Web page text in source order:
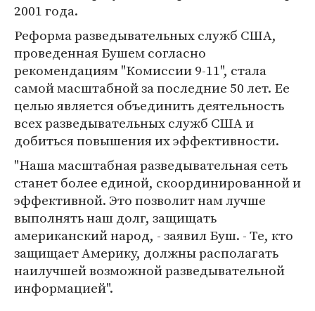
2001 года.
Реформа разведывательных служб США,
проведенная Бушем согласно
рекомендациям "Комиссии 9-11", стала
самой масштабной за последние 50 лет. Ее
целью является объединить деятельность
всех разведывательных служб США и
добиться повышения их эффективности.
"Наша масштабная разведывательная сеть
станет более единой, скоординированной и
эффективной. Это позволит нам лучше
выполнять наш долг, защищать
американский народ, - заявил Буш. - Те, кто
защищает Америку, должны располагать
наилучшей возможной разведывательной
информацией".